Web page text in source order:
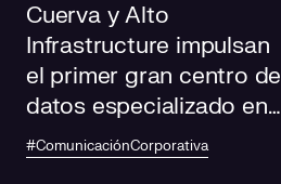
Cuerva y Alto
Infrastructure impulsan
el primer gran centro de
datos especializado en
IA de Andalucía
#ComunicaciónCorporativa